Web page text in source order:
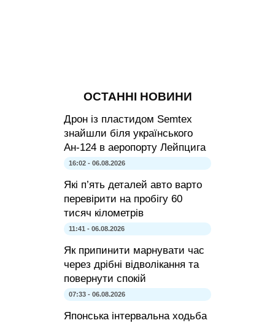
ОСТАННІ НОВИНИ
Дрон із пластидом Semtex
знайшли біля українського
Ан-124 в аеропорту Лейпцига
16:02 - 06.08.2026
Які п’ять деталей авто варто
перевірити на пробігу 60
тисяч кілометрів
11:41 - 06.08.2026
Як припинити марнувати час
через дрібні відволікання та
повернути спокій
07:33 - 06.08.2026
Японська інтервальна ходьба